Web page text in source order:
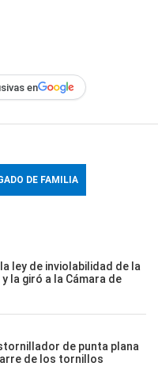
en
DE FAMILIA
ley de inviolabilidad de la
la giró a la Cámara de
de punta plana
de los tornillos